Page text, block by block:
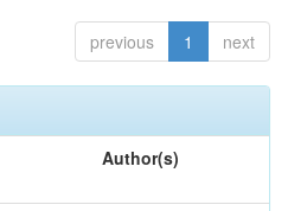
previous 1 next
Author(s)